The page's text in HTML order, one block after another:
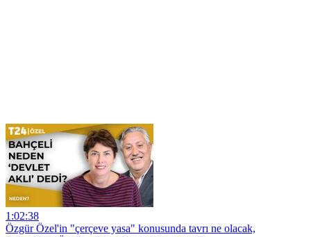
1:02:38
Özgür Özel'in "çerçeve yasa" konusunda tavrı ne olacak,